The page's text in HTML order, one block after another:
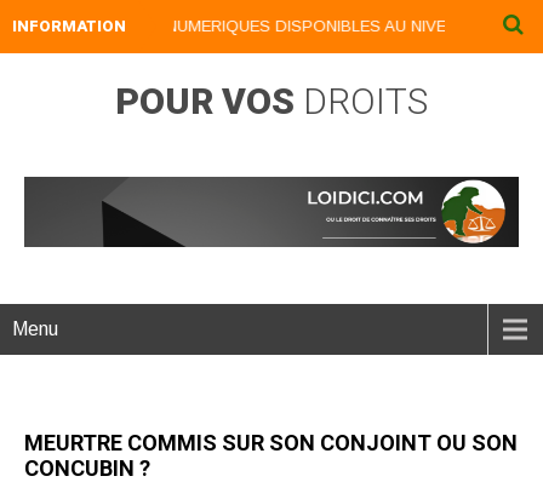
INFORMATION
NOS LIVRES NUMERIQUES DISPONIBLES AU NIVEAU DU
POUR VOS DROITS
Menu
MEURTRE COMMIS SUR SON CONJOINT OU SON
CONCUBIN ?